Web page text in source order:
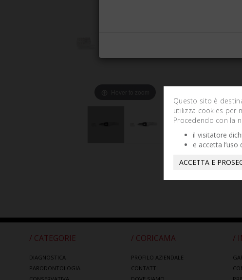
/ CATEGORIE
DIAGNOSTICA
PARODONTOLOGIA
/ CORICAMA
PROFILO AZIENDALE
CONTATTI
/
Questo sito è
utilizza cookies per
Procedendo con la
il visitatore
e accetta l’uso
ACCETTA E